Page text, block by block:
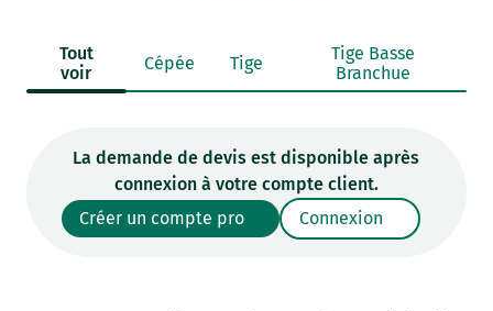
Tout
voir
Cépée Tige
Tige Basse
Branchue
La demande de devis est disponible après
connexion à votre compte client.
Créer un compte pro
Connexion